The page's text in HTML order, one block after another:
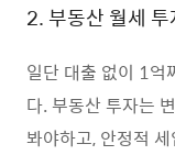
2. 부동산 월세
일단 대출 없이 1억
다. 부동산 투자는
봐야하고, 안정적